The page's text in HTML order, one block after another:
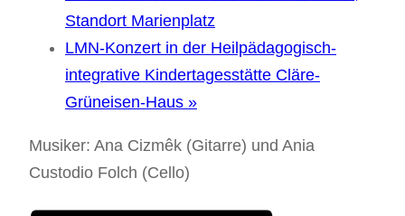
Standort Marienplatz
LMN-Konzert in der Heilpädagogisch-
integrative Kindertagesstätte Cläre-
Grüneisen-Haus »
Musiker: Ana Cizmêk (Gitarre) und Ania
Custodio Folch (Cello)